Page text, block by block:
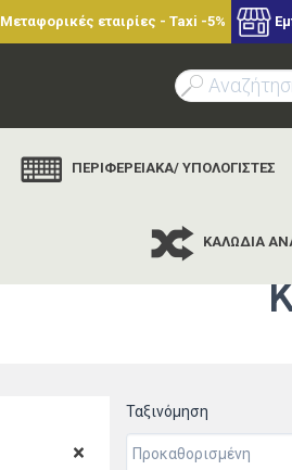
Μεταφορικές εταιρίες - Taxi -5%
ΠΕΡΙΦΕΡΕΙΑΚΑ/ ΥΠΟΛΟΓΙΣΤΕΣ
ΚΑΛΩΔΙΑ
αρχική
Ταξινόμηση